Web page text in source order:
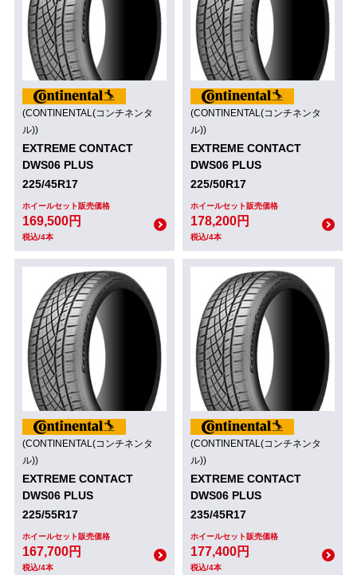
(CONTINENTAL(コンチネンタ
ル))
EXTREME CONTACT
DWS06 PLUS
225/45R17
ホイールセット販売価格
169,500円
税込/4本
(CONTINENTAL(コンチネンタ
ル))
EXTREME CONTACT
DWS06 PLUS
225/50R17
ホイールセット販売価格
178,200円
税込/4本
(CONTINENTAL(コンチネンタ
ル))
EXTREME CONTACT
DWS06 PLUS
225/55R17
ホイールセット販売価格
167,700円
税込/4本
(CONTINENTAL(コンチネンタ
ル))
EXTREME CONTACT
DWS06 PLUS
235/45R17
ホイールセット販売価格
177,400円
税込/4本